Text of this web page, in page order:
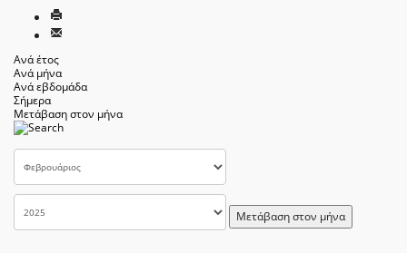
Ανά έτος
Ανά μήνα
Ανά εβδομάδα
Σήμερα
Μετάβαση στον μήνα
Μετάβαση στον μήνα